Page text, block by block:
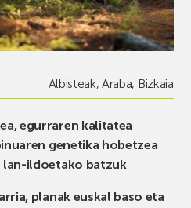
Albisteak,Araba, Bizkaia
egurraren kalitatea
genetika hobetzea
lan-ildoetako batzuk
planak euskal baso eta